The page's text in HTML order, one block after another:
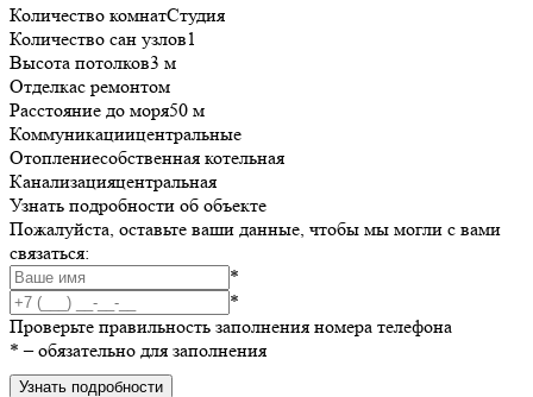
Количество комнатСтудия
Количество сан узлов1
Высота потолков3 м
Отделкас ремонтом
Расстояние до моря50 м
Коммуникациицентральные
Отоплениесобственная котельная
Канализацияцентральная
Узнать подробности об объекте
Пожалуйста, оставьте ваши данные, чтобы мы могли с вами
связаться:
*
*
Проверьте правильность заполнения номера телефона
* – обязательно для заполнения
Узнать подробности